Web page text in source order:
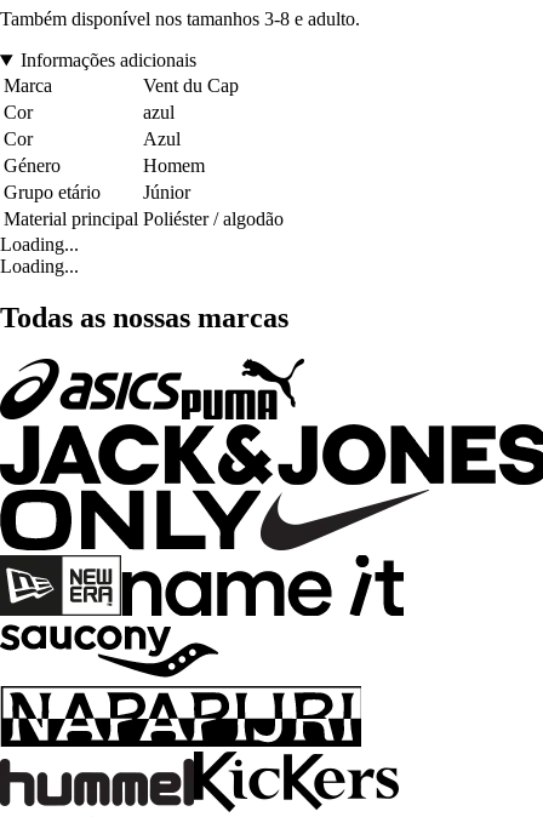
Também disponível nos tamanhos 3-8 e adulto.
Informações adicionais
Marca
Vent du Cap
Cor
azul
Cor
Azul
Género
Homem
Grupo etário
Júnior
Material principal Poliéster / algodão
Loading...
Loading...
Todas as nossas marcas